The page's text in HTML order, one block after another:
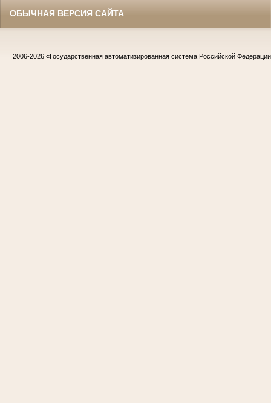
ОБЫЧНАЯ ВЕРСИЯ САЙТА
2006-2026 «Государственная автоматизированная система Российской